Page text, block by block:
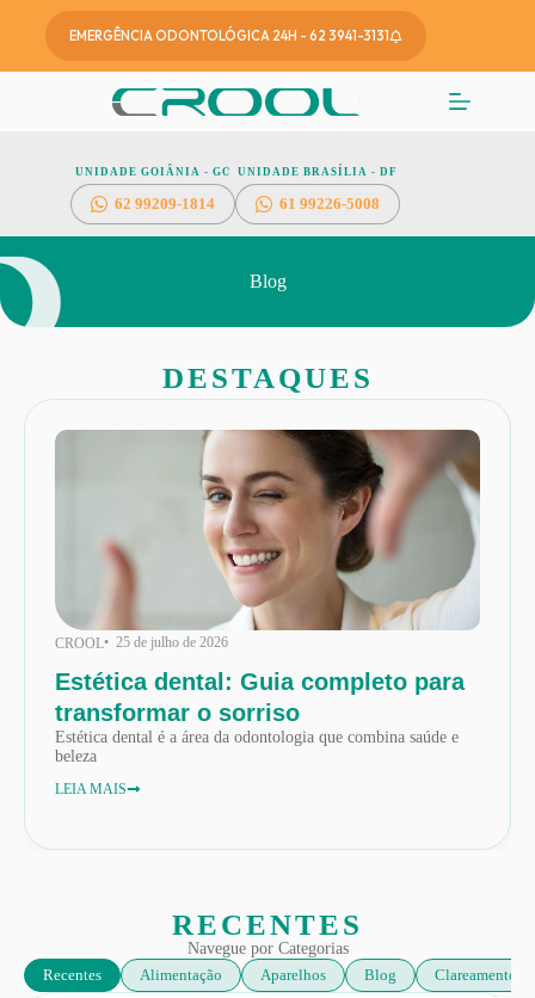
EMERGÊNCIA ODONTOLÓGICA 24H - 62 3941-3131
UNIDADE GOIÂNIA - GO
6299209-1814
UNIDADE BRASÍLIA - DF
61 99226-5008
Blog
DESTAQUES
CROOL• 25 de julho de 2026
Estética dental: Guia completo para
transformar o sorriso
Estética dental é a área da odontologia que combina saúde e
beleza
LEIA MAIS
RECENTES
Navegue por Categorias
Alimentação
Aparelhos Blog Clareamento
Recentes